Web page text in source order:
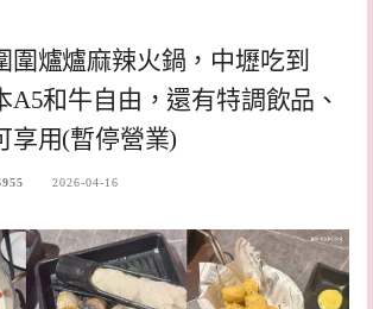
圍爐爐麻辣火鍋，中壢吃到
A5和牛自由，還有特調飲品、
享用(暫停營業)
2026-04-16